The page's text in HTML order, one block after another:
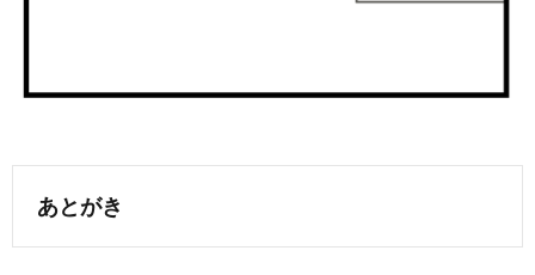
あとがき